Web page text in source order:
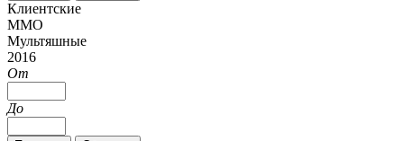
Клиентские
MMO
Мультяшные
2016
От
До